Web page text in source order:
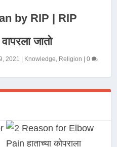
by RIP | RIP
जातो
2021 Knowledge, Religion |0